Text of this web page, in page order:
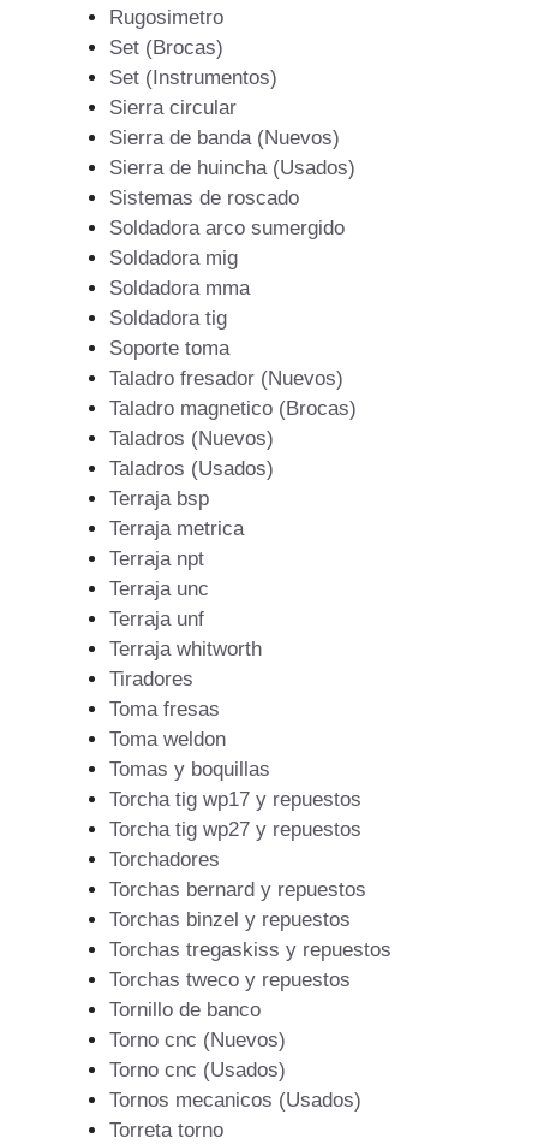
Rugosimetro
Set (Brocas)
Set (Instrumentos)
Sierra circular
Sierra de banda (Nuevos)
Sierra de huincha (Usados)
Sistemas de roscado
Soldadora arco sumergido
Soldadora mig
Soldadora mma
Soldadora tig
Soporte toma
Taladro fresador (Nuevos)
Taladro magnetico (Brocas)
Taladros (Nuevos)
Taladros (Usados)
Terraja bsp
Terraja metrica
Terraja npt
Terraja unc
Terraja unf
Terraja whitworth
Tiradores
Toma fresas
Toma weldon
Tomas y boquillas
Torcha tig wp17 y repuestos
Torcha tig wp27 y repuestos
Torchadores
Torchas bernard y repuestos
Torchas binzel y repuestos
Torchas tregaskiss y repuestos
Torchas tweco y repuestos
Tornillo de banco
Torno cnc (Nuevos)
Torno cnc (Usados)
Tornos mecanicos (Usados)
Torreta torno